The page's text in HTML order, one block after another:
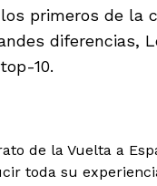
primeros de la
diferencias,
10.
de la Vuelta a
toda su